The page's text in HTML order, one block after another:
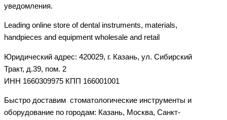
уведомления.
Leading online store of dental instruments, materials,
handpieces and equipment wholesale and retail
Юридический адрес: 420029, г. Казань, ул. Сибирский
Тракт, д.39, пом. 2
ИНН 1660309975 КПП 166001001
Быстро доставим стоматологические инструменты и
оборудование по городам: Казань, Москва, Санкт-